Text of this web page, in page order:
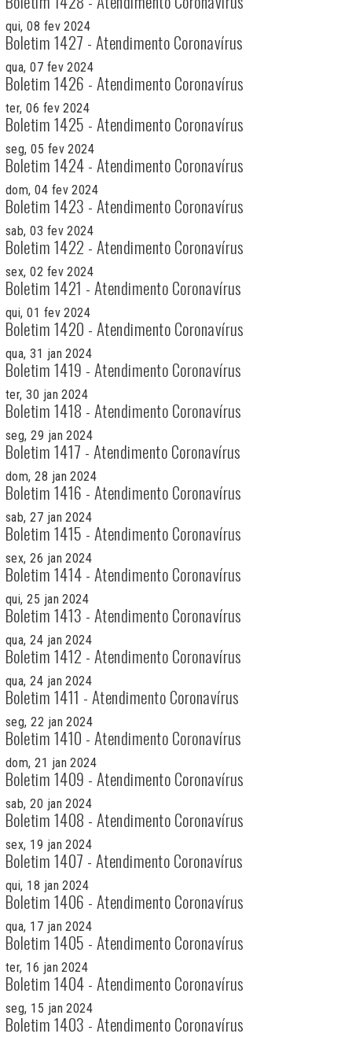
qui, 08 fev 2024
Boletim 1427 - Atendimento Coronavírus
qua, 07 fev 2024
Boletim 1426 - Atendimento Coronavírus
ter, 06 fev 2024
Boletim 1425 - Atendimento Coronavírus
seg, 05 fev 2024
Boletim 1424 - Atendimento Coronavírus
dom, 04 fev 2024
Boletim 1423 - Atendimento Coronavírus
sab, 03 fev 2024
Boletim 1422 - Atendimento Coronavírus
sex, 02 fev 2024
Boletim 1421 - Atendimento Coronavírus
qui, 01 fev 2024
Boletim 1420 - Atendimento Coronavírus
qua, 31 jan 2024
Boletim 1419 - Atendimento Coronavírus
ter, 30 jan 2024
Boletim 1418 - Atendimento Coronavírus
seg, 29 jan 2024
Boletim 1417 - Atendimento Coronavírus
dom, 28 jan 2024
Boletim 1416 - Atendimento Coronavírus
sab, 27 jan 2024
Boletim 1415 - Atendimento Coronavírus
sex, 26 jan 2024
Boletim 1414 - Atendimento Coronavírus
qui, 25 jan 2024
Boletim 1413 - Atendimento Coronavírus
qua, 24 jan 2024
Boletim 1412 - Atendimento Coronavírus
qua, 24 jan 2024
Boletim 1411 - Atendimento Coronavírus
seg, 22 jan 2024
Boletim 1410 - Atendimento Coronavírus
dom, 21 jan 2024
Boletim 1409 - Atendimento Coronavírus
sab, 20 jan 2024
Boletim 1408 - Atendimento Coronavírus
sex, 19 jan 2024
Boletim 1407 - Atendimento Coronavírus
qui, 18 jan 2024
Boletim 1406 - Atendimento Coronavírus
qua, 17 jan 2024
Boletim 1405 - Atendimento Coronavírus
ter, 16 jan 2024
Boletim 1404 - Atendimento Coronavírus
seg, 15 jan 2024
Boletim 1403 - Atendimento Coronavírus